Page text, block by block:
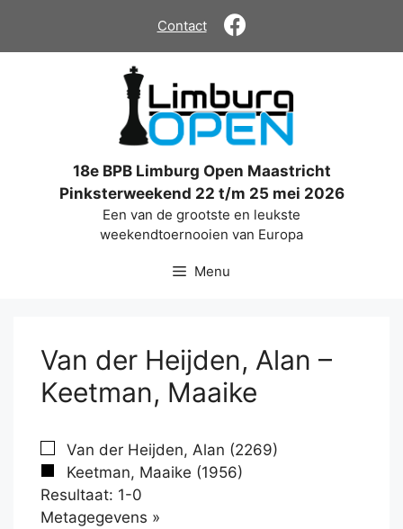
de
Contact
18e BPB Limburg Open Maastricht
Pinksterweekend 22 t/m 25 mei 2026
Een van de grootste en leukste
weekendtoernooien van Europa
Menu
Van der Heijden, Alan –
Keetman, Maaike
Van der Heijden, Alan (2269)
Keetman, Maaike (1956)
Resultaat: 1-0
Metagegevens »